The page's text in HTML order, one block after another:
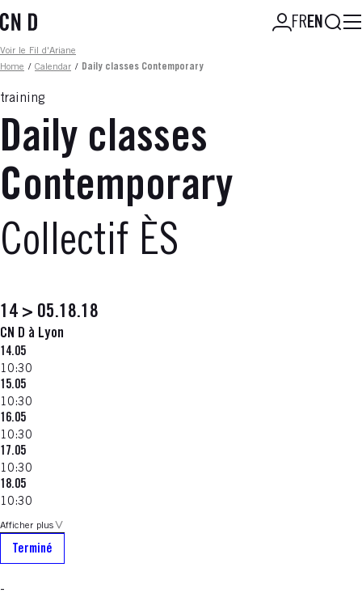
to
content
FREN
Fil d'ariane
Voir le Fil d'Ariane
Home / Calendar / Daily classes Contemporary
training
Daily classes
Contemporary
Collectif ÈS
14 > 05.18.18
CN D à Lyon
14.05
10:30
15.05
10:30
16.05
10:30
17.05
10:30
18.05
10:30
Afficher plus
Terminé
-